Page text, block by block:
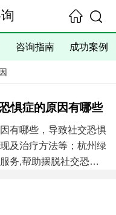
咨询指南 成功案例
惧症的原因有哪些
有哪些，导致社交恐惧
及治疗方法等；杭州绿
务,帮助摆脱社交恐惧